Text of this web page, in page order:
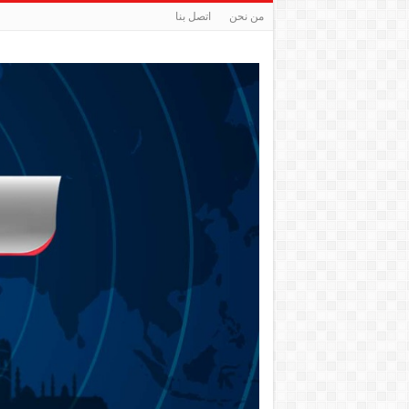
من نحن اتصل بنا